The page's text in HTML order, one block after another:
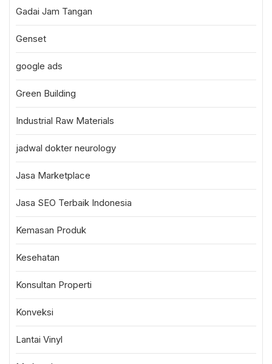
Gadai Jam Tangan
Genset
google ads
Green Building
Industrial Raw Materials
jadwal dokter neurology
Jasa Marketplace
Jasa SEO Terbaik Indonesia
Kemasan Produk
Kesehatan
Konsultan Properti
Konveksi
Lantai Vinyl